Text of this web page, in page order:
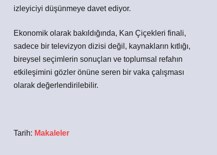
izleyiciyi düşünmeye davet ediyor.
Ekonomik olarak bakıldığında, Kan Çiçekleri finali,
sadece bir televizyon dizisi değil, kaynakların kıtlığı,
bireysel seçimlerin sonuçları ve toplumsal refahın
etkileşimini gözler önüne seren bir vaka çalışması
olarak değerlendirilebilir.
Tarih: Makaleler